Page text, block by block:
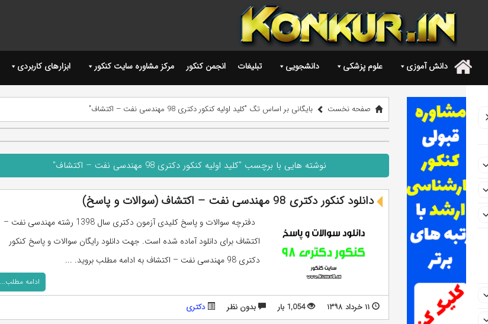
. دانش آموزی علوم پزشکی دانشجویی تبلیغات انجمن کنکور مرکز مشاوره سایت کنکور ابزارهای کاربردی
صفحه نخست بایگانی بر اساس تگ "کلید اولیه کنکور دکتری 98 مهندسی نفت – اکتشاف"
نوشته هایی با برچسب "کلید اولیه کنکور دکتری 98 مهندسی نفت – اکتشاف"
دانلود کنکور دکتری 98 مهندسی نفت – اکتشاف (سوالات و پاسخ)
دفترچه سوالات و پاسخ کلیدی آزمون دکتری سال 1398 رشته مهندسی نفت –
اکتشاف برای دانلود آماده شده است. جهت دانلود رایگان سوالات و پاسخ کنکور
دکتری 98 مهندسی نفت – اکتشاف به ادامه مطلب بروید. ...
ادامه مطلب...
۱۱ خرداد ۱۳۹۸ 1,054 بار بدون نظر دکتری